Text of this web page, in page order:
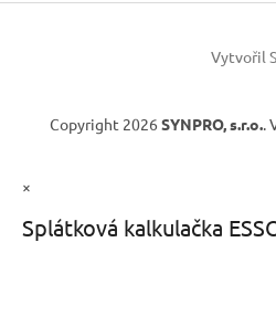
Vytvořil
Copyright 2026 SYNPRO, s.r.o..
×
Splátková kalkulačka